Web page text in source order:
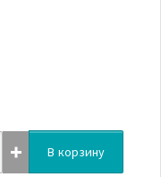
В корзину